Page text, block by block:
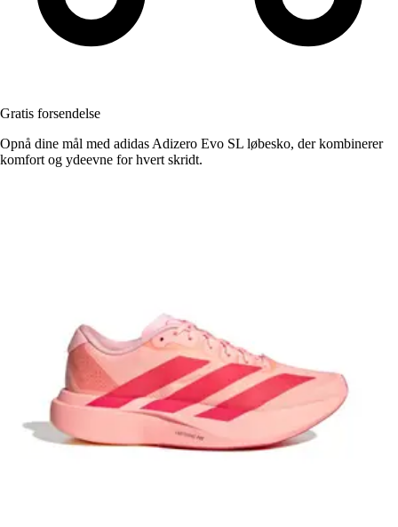
Gratis forsendelse
Opnå dine mål med adidas Adizero Evo SL løbesko, der kombinerer
komfort og ydeevne for hvert skridt.